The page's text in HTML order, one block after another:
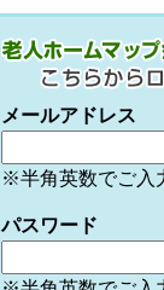
メールアドレス
※半角英数でご入
パスワード